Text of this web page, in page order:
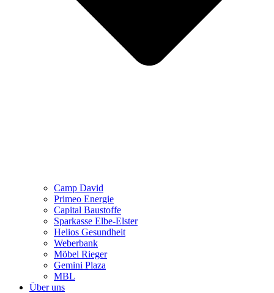
Camp David
Primeo Energie
Capital Baustoffe
Sparkasse Elbe-Elster
Helios Gesundheit
Weberbank
Möbel Rieger
Gemini Plaza
MBL
Über uns